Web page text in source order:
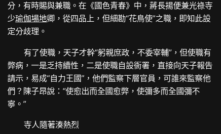
分，有時賜與兼職。在《國色青春》中，蔣長揚便兼光祿寺
少瑜伽場地卿，從四品上，但細勘“花鳥使”之職，即知此設
定分歧理。
有了使職，天子才幹“躬親庶政，不委宰輔”，但使職有
弊病，一是乏持續性，二是使職自設衙署，直接向天子報告
請示，易成“自力王國”，他們監察下層官員，可誰來監察他
們？陳子昂說：“使愈出而全國愈弊，使彌多而全國彌不
寧。”
寺人隨著湊熱烈